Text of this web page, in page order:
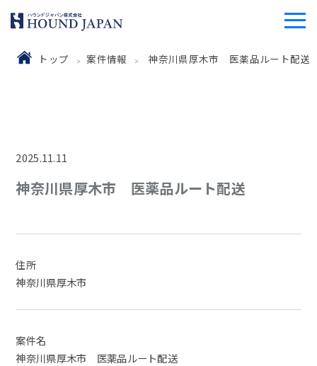
トップ 案件情報 神奈川県厚木市 医薬品ルート配送
2025.11.11
神奈川県厚木市 医薬品ルート配送
住所
神奈川県厚木市
案件名
神奈川県厚木市 医薬品ルート配送